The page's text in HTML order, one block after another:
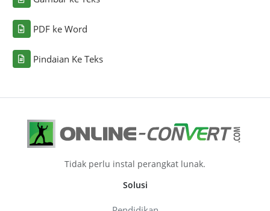
PDF ke Word
Pindaian Ke Teks
Tidak perlu instal perangkat lunak.
Solusi